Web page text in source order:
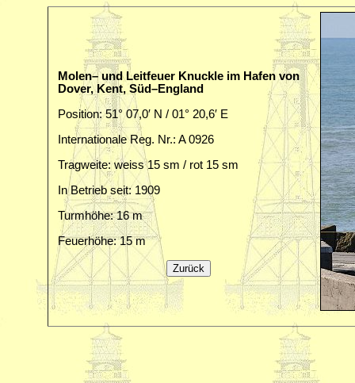
Molen– und Leitfeuer Knuckle im Hafen von
Dover, Kent, Süd–England
Position: 51° 07,0′ N / 01° 20,6′ E
Internationale Reg. Nr.: A 0926
Tragweite: weiss 15 sm / rot 15 sm
In Betrieb seit: 1909
Turmhöhe: 16 m
Feuerhöhe: 15 m